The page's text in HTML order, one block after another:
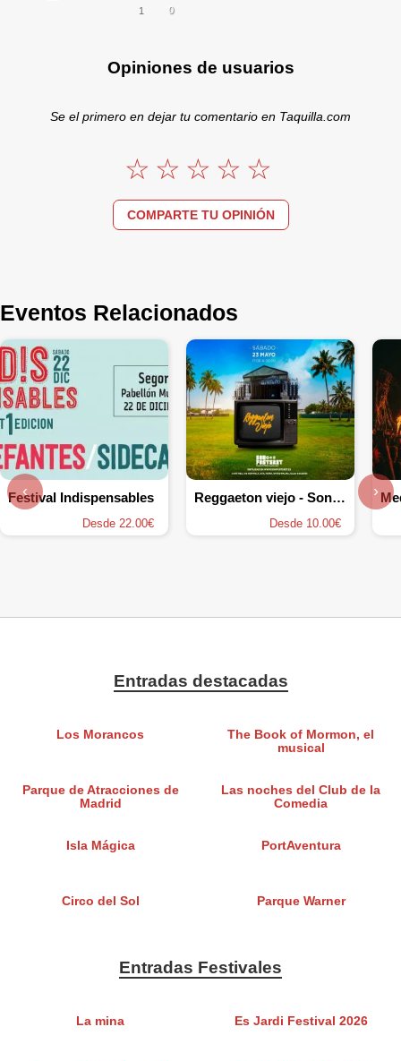
1 0
Opiniones de usuarios
Se el primero en dejar tu comentario en Taquilla.com
COMPARTE TU OPINIÓN
Eventos Relacionados
Festival Indispensables
Desde 22.00€
Reggaeton viejo - Son Fusteret
Desde 10.00€
‹ ›
Entradas destacadas
Los Morancos
The Book of Mormon, el
musical
Parque de Atracciones de
Madrid
Las noches del Club de la
Comedia
Isla Mágica PortAventura
Circo del Sol Parque Warner
Entradas Festivales
La mina Es Jardi Festival 2026